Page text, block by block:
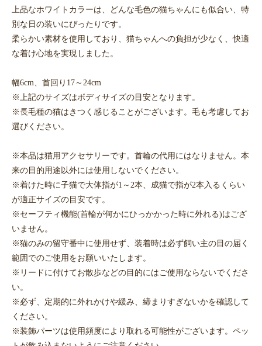
上品なホワイトカラーは、どんな毛色の猫ちゃんにも似合い、特
別な日の装いにぴったりです。
柔らかい素材を使用しており、猫ちゃんへの負担が少なく、快適
な着け心地を実現しました。
幅6cm、首回り17～24cm
※上記のサイズはボディサイズの目安となります。
※長毛種の猫はきつく感じることがございます。毛も考慮してお
選びください。
※本品は猫用アクセサリーです。首輪の代用にはなりません。本
来の目的用途以外には使用しないでください。
※着けた時に子猫で大体指が1～2本、成猫で指が2本入るくらい
が適正サイズの目安です。
※セーフティ機能(首輪が何かにひっかかった時に外れる)はござ
いません。
※猫のみの留守番中に使用せず、装着時は必ず飼い主の目の届く
範囲でのご使用をお願いいたします。
※リードに付けてお散歩などの目的にはご使用ならないでくださ
い。
※必ず、定期的に外れかけや緩み、締まりすぎないかを確認して
ください。
※装飾パーツは使用頻度により取れる可能性がございます。ペッ